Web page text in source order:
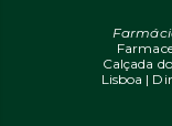
Calçada
Lisboa |